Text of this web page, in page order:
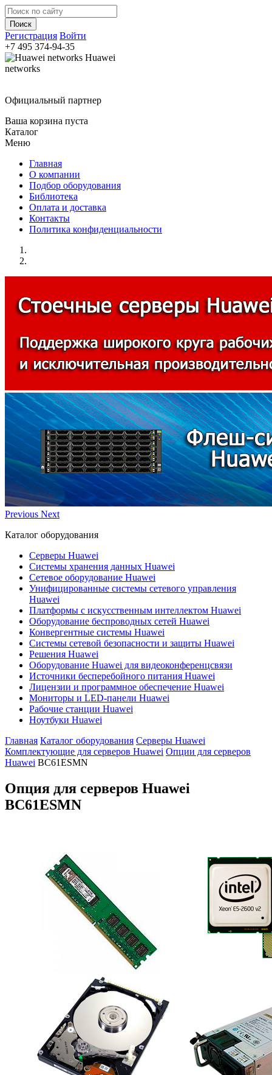
Регистрация Войти
+7 495 374-94-35
Huawei
networks
Официальный партнер
Ваша корзина пуста
Каталог
Меню
Главная
О компании
Подбор оборудования
Библиотека
Оплата и доставка
Контакты
Политика конфиденциальности
Previous Next
Каталог оборудования
Серверы Huawei
Системы хранения данных Huawei
Сетевое оборудование Huawei
Унифицированные системы сетевого управления
Huawei
Платформы с искусственным интеллектом Huawei
Оборудование беспроводных сетей Huawei
Конвергентные системы Huawei
Системы сетевой безопасности и защиты Huawei
Решения Huawei
Оборудование Huawei для видеоконференцсвязи
Источники бесперебойного питания Huawei
Лицензии и программное обеспечение Huawei
Мониторы и LED-панели Huawei
Рабочие станции Huawei
Ноутбуки Huawei
Главная Каталог оборудования Серверы Huawei
Комплектующие для серверов Huawei Опции для серверов
Huawei BC61ESMN
Опция для серверов Huawei
BC61ESMN